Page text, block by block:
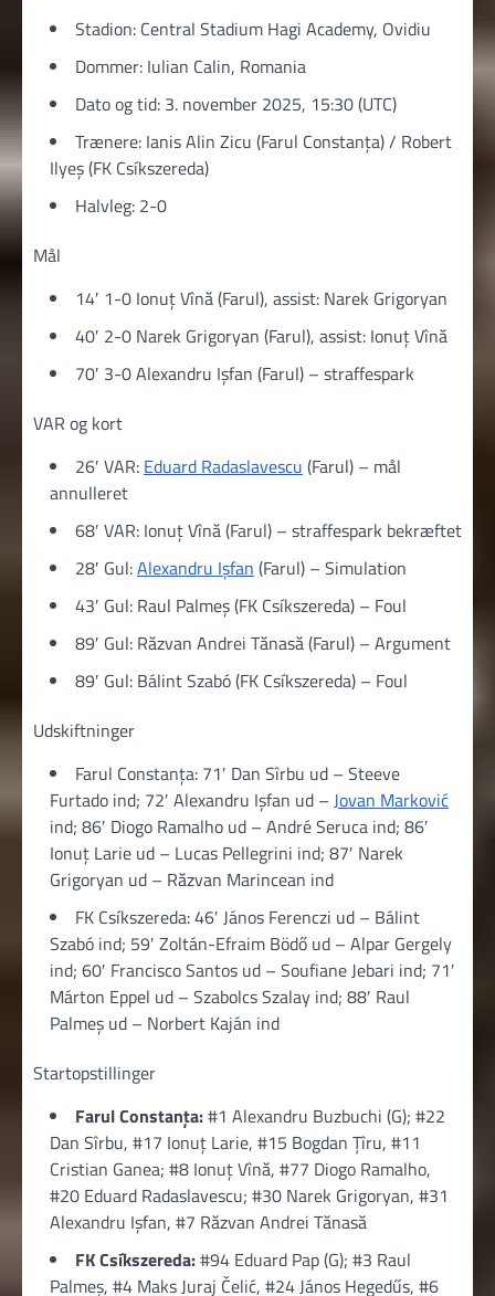
Stadion: Central Stadium Hagi Academy, Ovidiu
Dommer: Iulian Calin, Romania
Dato og tid: 3. november 2025, 15:30 (UTC)
Trænere: Ianis Alin Zicu (Farul Constanța) / Robert
Ilyeş (FK Csíkszereda)
Halvleg: 2-0
Mål
14′ 1-0 Ionuț Vînă (Farul), assist: Narek Grigoryan
40′ 2-0 Narek Grigoryan (Farul), assist: Ionuț Vînă
70′ 3-0 Alexandru Ișfan (Farul) – straffespark
VAR og kort
26′ VAR: Eduard Radaslavescu (Farul) – mål
annulleret
68′ VAR: Ionuț Vînă (Farul) – straffespark bekræftet
28′ Gul:Alexandru Ișfan (Farul) – Simulation
43′ Gul: Raul Palmeș (FK Csíkszereda) – Foul
89′ Gul: Răzvan Andrei Tănasă (Farul) – Argument
89′ Gul: Bálint Szabó (FK Csíkszereda) – Foul
Udskiftninger
Farul Constanța: 71′ Dan Sîrbu ud – Steeve
Furtado ind; 72′ Alexandru Ișfan ud – Jovan Marković
ind; 86′ Diogo Ramalho ud – André Seruca ind; 86′
Ionuț Larie ud – Lucas Pellegrini ind; 87′ Narek
Grigoryan ud – Răzvan Marincean ind
FK Csíkszereda: 46′ János Ferenczi ud – Bálint
Szabó ind; 59′ Zoltán-Efraim Bödő ud – Alpar Gergely
ind; 60′ Francisco Santos ud – Soufiane Jebari ind; 71′
Márton Eppel ud – Szabolcs Szalay ind; 88′ Raul
Palmeș ud – Norbert Kaján ind
Startopstillinger
Farul Constanța:#1 Alexandru Buzbuchi (G); #22
Dan Sîrbu, #17 Ionuț Larie, #15 Bogdan Țîru, #11
Cristian Ganea; #8 Ionuț Vînă, #77 Diogo Ramalho,
#20 Eduard Radaslavescu; #30 Narek Grigoryan, #31
Alexandru Ișfan, #7 Răzvan Andrei Tănasă
FK Csíkszereda:#94 Eduard Pap (G); #3 Raul
Palmeș, #4 Maks Juraj Čelić, #24 János Hegedűs, #6